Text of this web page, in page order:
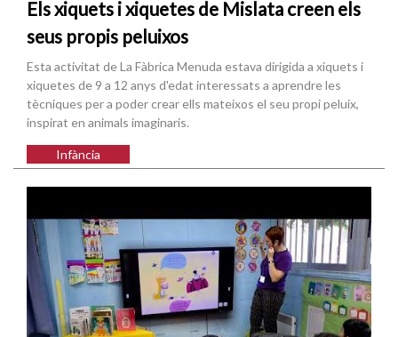
Els xiquets i xiquetes de Mislata creen els
seus propis peluixos
Esta activitat de La Fàbrica Menuda estava dirigida a xiquets i
xiquetes de 9 a 12 anys d'edat interessats a aprendre les
tècniques per a poder crear ells mateixos el seu propi peluix,
inspirat en animals imaginaris.
Infància